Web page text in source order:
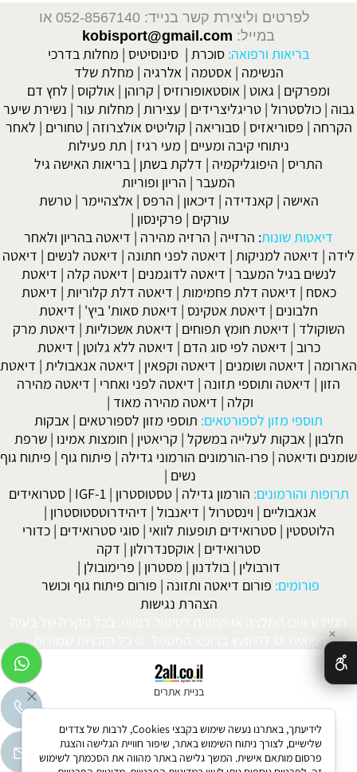
לפרטים וליצירת קשר בנייד: 052-8567140
או
במייל: kobisport@gmail.com
בריאות ורפואה: סוכרת | סינוסיטיס | מחלות בדרכי
הנשימה | אסטמה | אלרגיה | מחלת שלד
ומפרקים | גאוט | אוסטאופורוזיס | קרוהן | אולקוס | לחץ דם
גבוה |כולסטרול |טריגליצרידים | עצירות | מחלות עור | נשירת שיער
הקרחה | פסוריאזיס |סבוריאה | קוליטיס אולצרוזה |טחורים | לאחר
ניתוחי קיבה ומעיים | מעי רגיז | תת פעילות
התריס | היפוגליקמיה | דלקת בשתן | בריאות האישה גיל
המעבר | הריון ופוריות
האישה | קאנדידה | דיכאון | הרפס | אלצהיימר |טרשת
עורקים | פרקינסון |
דיאטות שונות: הרזייה | הרזיה מהירה | דיאטה בהריון ולאחר
לידה | דיאטה למניקות | דיאטה לפני חתונה | דיאטה לנשים | דיאטה
לנשים בגיל המעבר | דיאטה לדוגמנים | דיאטה קלה | דיאטת
כאסח | דיאטה דלת פחמימות | דיאטה דלת קלוריות | דיאטת
חלבונים | דיאטת אטקינס | דיאטת סאות' ביץ' | דיאטת
השוקולד | דיאטת חומץ תפוחים | דיאטת אשכוליות | דיאטת מרק
כרוב | דיאטה לפי סוג הדם | דיאטה ללא גלוטן | דיאטת
הארומה | דיאטה ושומנים | דיאטה וקפאין | דיאטה אנאבולית | דיאטת
הזון | דיאטה ותוספי תזונה | דיאטה לפני ואחרי | דיאטה מהירה
וקלה | דיאטה מהירה מאוד |
תוספי מזון לספורטאים: תוספי מזון לספורטאים | אבקות
חלבון | אבקות לעלייה במשקל | קריאטין | חומצות אמינו |שרפת
שומנים ודיאטה | פרו-הורמונים הורמוני גדילה | פיתוח גוף | פיתוח גוף
נשים |
תרופות והורמונים: הורמון גדילה |טסטוסטרון |
IGF-1
|סטרואידים
אנאבוליים | וינסטרול | דיאנבול | דיהידרוטסטוסטרון |
הלוטסטין | סטרואידים תופעות לוואי | סוגי סטרואידים | כדורי
סטרואידים | אוקסנדרולון | דקה
דורבולין | בולדנון | מסטרון | פרימובולן |
פורומים: פורום דיאטה ותזונה | פורום פיתוח גוף וכושר
הצהרת נגישות
המידע אינו המלצה או התוויה לטיפול רפואי. בכל מקרה של בעיה
רפואית יש להיוועץ ברופא המטפל. © כל הזכויות שמורות.
בניית אתרים
✕
לידיעתך, באתרנו נעשה שימוש בקבצי Cookies, לרבות של צדדים
שלישיים, לצורך ניתוח השימוש באתר, שיפור חוויית הגלישה והצגת
פרסום מותאם אישית. המשך גלישה באתר מהווה את הסכמתך לשימוש